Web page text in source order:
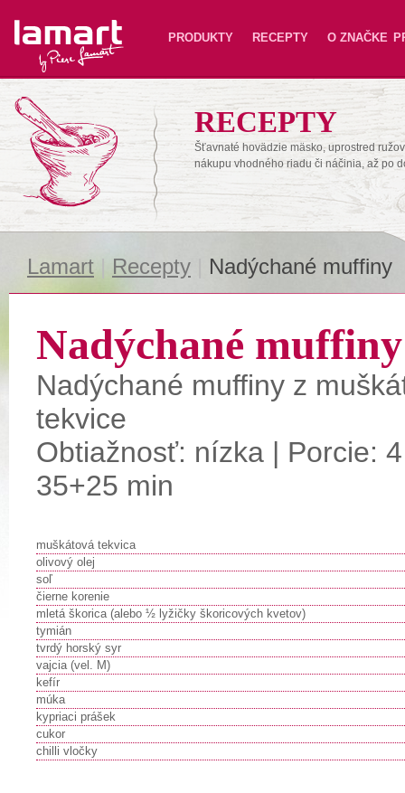
Lamart PRODUKTY RECEPTY O ZNAČKE
RECEPTY
Šťavnaté hovädzie mäsko, uprostred
nákupu vhodného riadu či náčinia, až po
Lamart Recepty Nadýchané muffiny
Nadýchané muffiny
Nadýchané muffiny z
tekvice
Obtiažnosť: nízka | Porcie:
35+25 min
muškátová tekvica
olivový olej
soľ
čierne korenie
mletá škorica (alebo ½ lyžičky škoricových kvetov)
tymián
tvrdý horský syr
vajcia (vel. M)
kefír
múka
kypriaci prášek
cukor
chilli vločky